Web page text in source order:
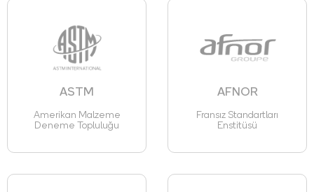
ASTM
Amerikan Malzeme
Deneme Topluluğu
AFNOR
Fransız Standartları
Enstitüsü